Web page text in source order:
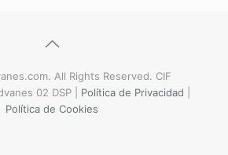
All Rights Reserved. CIF
02 DSP | Política de Privacidad
Política de Cookies